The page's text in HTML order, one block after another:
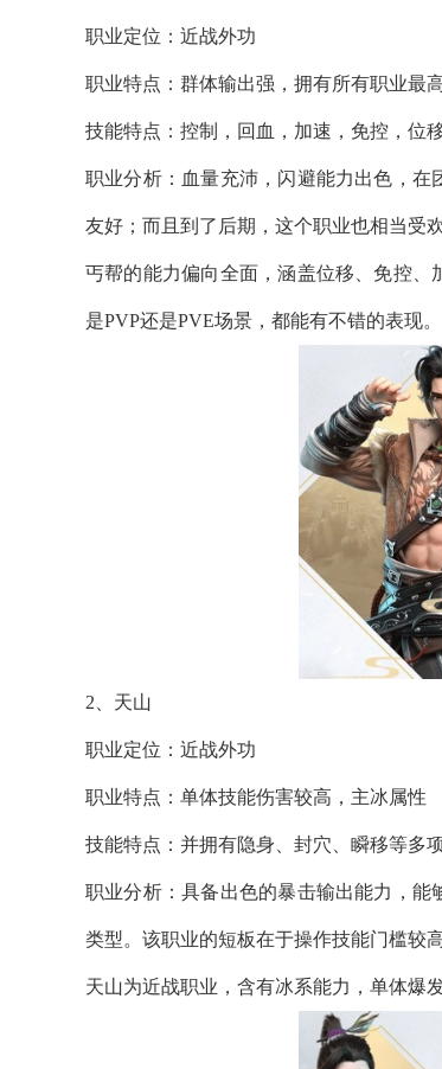
职业定位：近战外功
职业特点：群体输出强，拥有所有职业最
技能特点：控制，回血，加速，免控，位
职业分析：血量充沛，闪避能力出色，
友好；而且到了后期，这个职业也相当受欢
丐帮的能力偏向全面，涵盖位移、免控
是PVP还是PVE场景，都能有不错的表现。
2、天山
职业定位：近战外功
职业特点：单体技能伤害较高，主冰属性
技能特点：并拥有隐身、封穴、瞬移等多
职业分析：具备出色的暴击输出能力，
类型。该职业的短板在于操作技能门槛较
天山为近战职业，含有冰系能力，单体爆